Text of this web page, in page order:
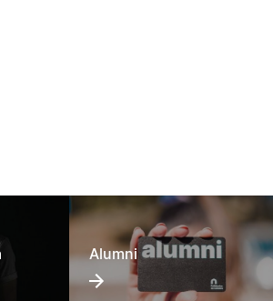
Alumni